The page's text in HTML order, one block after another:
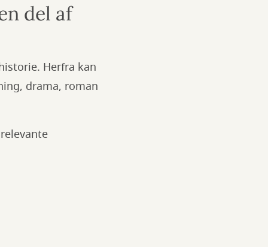
del af
Herfra kan
drama, roman